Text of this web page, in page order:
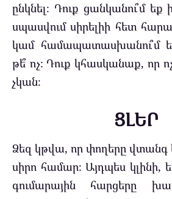
ընկնել։ Դուք ցանկանու՞մ
սպասվում սիրելիի հետ
կամ համապատասխանու՞մ
թե՞ ոչ։ Դուք կհասկանաք, որ
չկան։
ՑԼԵՐ
Ձեզ կթվա, որ փողերը վտանգ
սիրո համար։ Այդպես կլինի,
գումարային հարցերը